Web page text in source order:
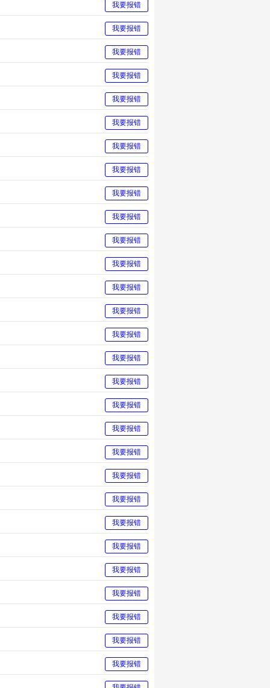
我要报错
我要报错
我要报错
我要报错
我要报错
我要报错
我要报错
我要报错
我要报错
我要报错
我要报错
我要报错
我要报错
我要报错
我要报错
我要报错
我要报错
我要报错
我要报错
我要报错
我要报错
我要报错
我要报错
我要报错
我要报错
我要报错
我要报错
我要报错
我要报错